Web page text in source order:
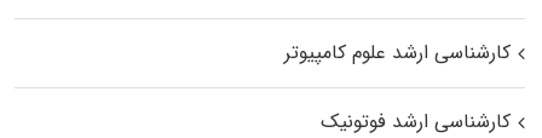
کارشناسی ارشد علوم کامپیوتر
کارشناسی ارشد فوتونیک